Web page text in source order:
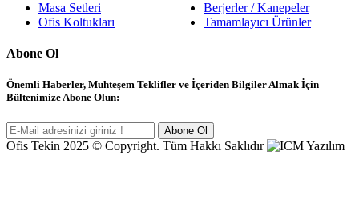
Masa Setleri
Ofis Koltukları
Berjerler / Kanepeler
Tamamlayıcı Ürünler
Abone Ol
Önemli Haberler, Muhteşem Teklifler ve İçeriden Bilgiler Almak İçin
Bültenimize Abone Olun:
Abone Ol
Ofis Tekin 2025 © Copyright. Tüm Hakkı Saklıdır